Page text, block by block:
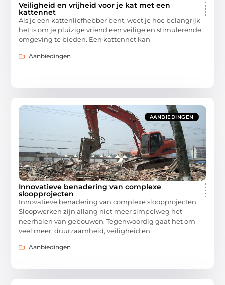
Veiligheid en vrijheid voor je kat met een
kattennet
Als je een kattenliefhebber bent, weet je hoe belangrijk
het is om je pluizige vriend een veilige en stimulerende
omgeving te bieden. Een kattennet kan
Aanbiedingen
AANBIEDINGEN
Innovatieve benadering van complexe
sloopprojecten
Innovatieve benadering van complexe sloopprojecten
Sloopwerken zijn allang niet meer simpelweg het
neerhalen van gebouwen. Tegenwoordig gaat het om
veel meer: duurzaamheid, veiligheid en
Aanbiedingen